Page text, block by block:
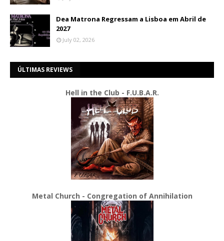
Dea Matrona Regressam a Lisboa em Abril de
2027
July 02, 2026
ÚLTIMAS REVIEWS
Hell in the Club - F.U.B.A.R.
Metal Church - Congregation of Annihilation